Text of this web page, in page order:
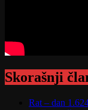
Skorašnji
Rat – dan